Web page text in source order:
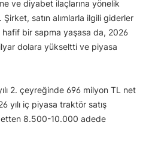
ve diyabet ilaçlarına yönelik
satın alımlarla ilgili giderler
hafif bir sapma yaşasa da, 2026
dolara yükseltti ve piyasa
2. çeyreğinde 696 milyon TL net
yılı iç piyasa traktör satış
8.500-10.000 adede